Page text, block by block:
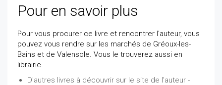
Pour en savoir plus
Pour vous procurer ce livre et rencontrer l'auteur, vous
pouvez vous rendre sur les marchés de Gréoux-les-
Bains et de Valensole. Vous le trouverez aussi en
librairie.
D'autres livres à découvrir sur le site de l'auteur -